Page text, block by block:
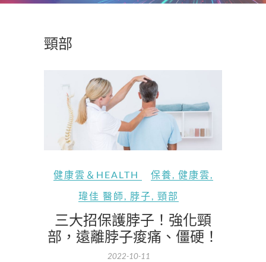
頸部
健康雲＆HEALTH 保養, 健康雲,
瑋佳 醫師, 脖子, 頸部
三大招保護脖子！強化頸
部，遠離脖子痠痛、僵硬！
2022-10-11